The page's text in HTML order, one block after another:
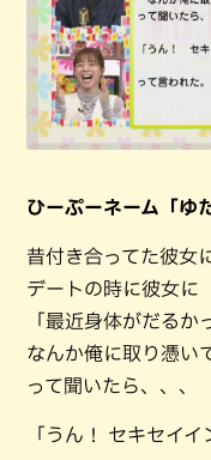
ひーぷーネーム「ゆ
昔付き合ってた彼女
デートの時に彼女に
「最近身体がだるか
なんか俺に取り憑い
って聞いたら、、、
「うん！ セキセイイ